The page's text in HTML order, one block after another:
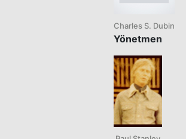
Charles S. Dubin
Yönetmen